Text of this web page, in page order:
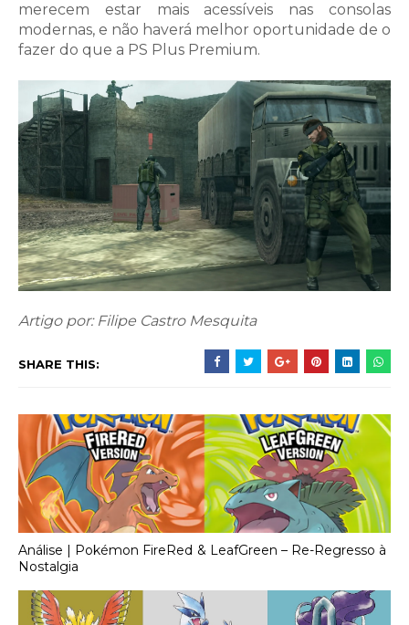
merecem estar mais acessíveis nas consolas
modernas, e não haverá melhor oportunidade de o
fazer do que a PS Plus Premium.
Artigo por: Filipe Castro Mesquita
SHARE THIS:
Análise | Pokémon FireRed & LeafGreen – Re-Regresso à
Nostalgia